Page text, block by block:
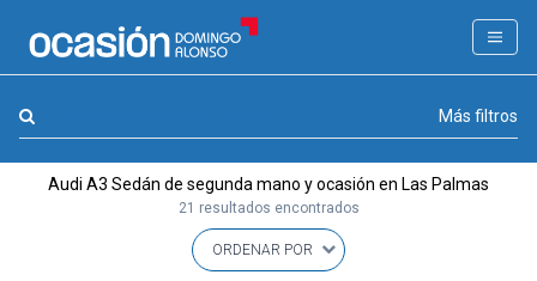
FILTROS
APPROVED
Más filtros
Audi A3 Sedán de segunda mano y ocasión en Las Palmas
21 resultados encontrados